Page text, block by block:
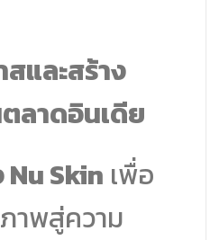
สและสร้าง
ลาดอินเดีย
Nu Skin เพื่อ
าพสู่ความ